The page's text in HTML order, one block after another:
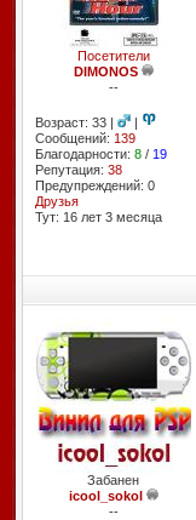
Посетители
DIMONOS
--
Возраст: 33 |
|
Сообщений: 139
Благодарности: 8/ 19
Репутация: 38
Предупреждений: 0
Друзья
Тут: 16 лет 3 месяцa
Забанен
icool_sokol
--